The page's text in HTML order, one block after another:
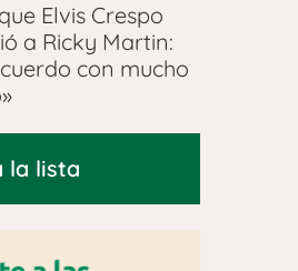
Elvis Crespo
a Ricky Martin:
con mucho
la lista